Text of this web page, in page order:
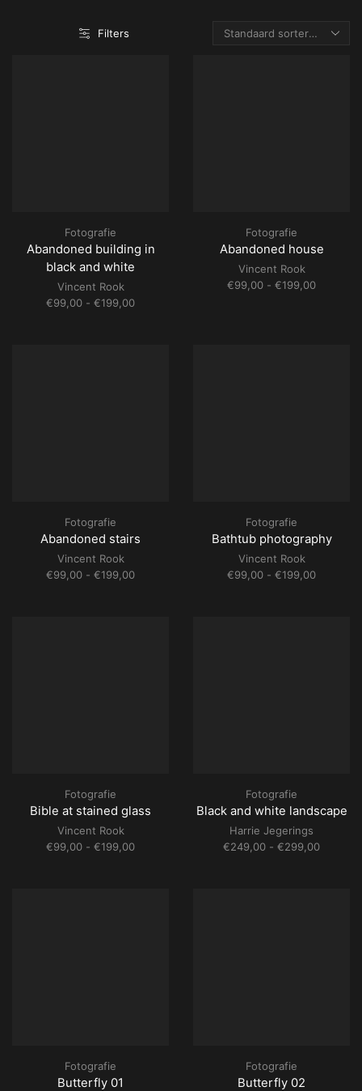
Filters
Fotografie
Abandoned building in
black and white
Vincent Rook
€99,00 - €199,00Prijsklasse:
Fotografie
Abandoned house
Vincent Rook
€99,00 - €199,00
Fotografie
Abandoned stairs
Vincent Rook
€99,00 - €199,00Prijsklasse:
Fotografie
Bathtub photography
Vincent Rook
€99,00 - €199,00
Fotografie
Bible at stained glass
Vincent Rook
€99,00 - €199,00Prijsklasse:
Fotografie
Black and white landscape
Harrie Jegerings
€249,00 - €299,00
Fotografie
Butterfly 01
Fotografie
Butterfly 02